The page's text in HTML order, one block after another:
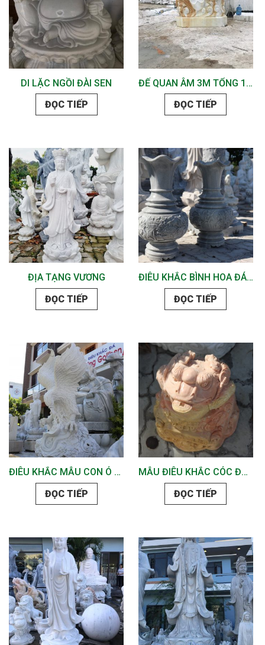
DI LẶC NGỒI ĐÀI SEN
ĐỌC TIẾP
ĐẾ QUAN ÂM 3M TỔNG 11M
ĐỌC TIẾP
ĐỊA TẠNG VƯƠNG
ĐỌC TIẾP
ĐIÊU KHẮC BÌNH HOA ĐÁ ĐẸP
ĐỌC TIẾP
ĐIÊU KHẮC MẪU CON Ó ĐẸP
ĐỌC TIẾP
MẪU ĐIÊU KHẮC CÓC ĐÁ ĐẸP
ĐỌC TIẾP